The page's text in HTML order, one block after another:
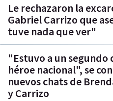
Le rechazaron la
Gabriel Carrizo que
tuve nada que ver"
"Estuvo a un segundo
héroe nacional", se
nuevos chats de
y Carrizo